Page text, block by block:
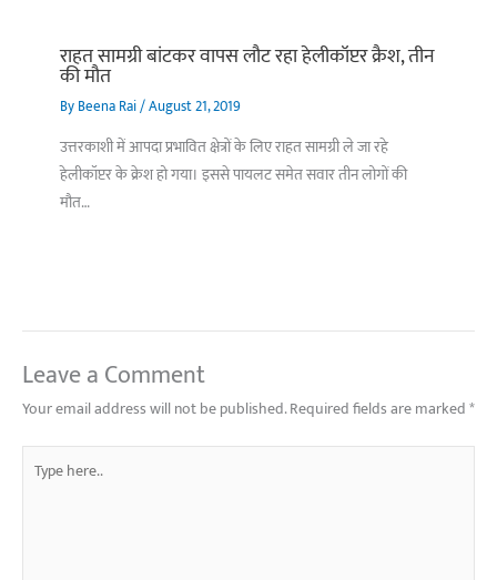
राहत सामग्री बांटकर वापस लौट रहा हेलीकॉप्टर क्रैश, तीन
की मौत
ByBeena Rai/August 21, 2019
उत्तरकाशी में आपदा प्रभावित क्षेत्रों के लिए राहत सामग्री ले जा रहे
हेलीकॉप्टर के क्रेश हो गया। इससे पायलट समेत सवार तीन लोगों की
मौत…
Leave a Comment
Your email address will not be published.Required fields are marked*
here..